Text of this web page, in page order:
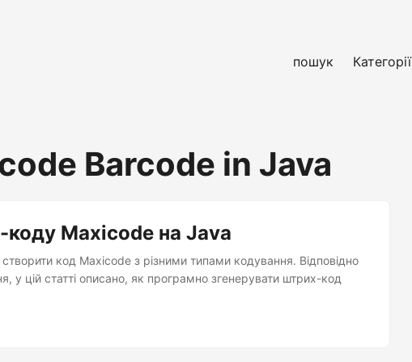
пошук Категорії
Barcode in Java
Maxicode на Java
код Maxicode з різними типами кодування. Відповідно
у цій статті описано, як програмно згенерувати штрих-код